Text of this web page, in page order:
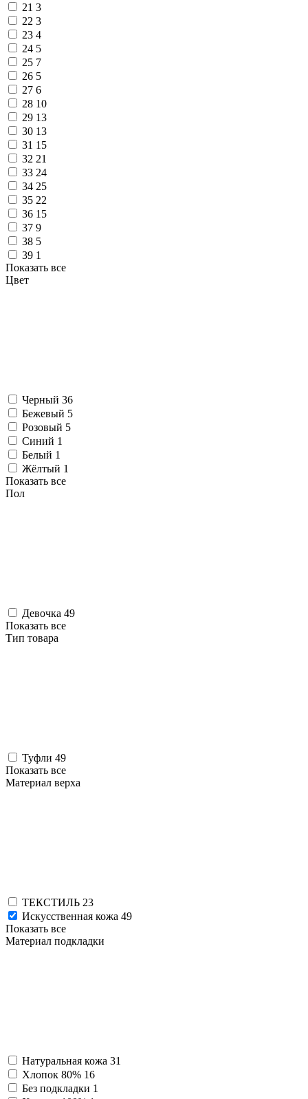
21 3
22 3
23 4
24 5
25 7
26 5
27 6
28 10
29 13
30 13
31 15
32 21
33 24
34 25
35 22
36 15
37 9
38 5
39 1
Показать все
Цвет
Черный 36
Бежевый 5
Розовый 5
Синий 1
Белый 1
Жёлтый 1
Показать все
Пол
Девочка 49
Показать все
Тип товара
Туфли 49
Показать все
Материал верха
ТЕКСТИЛЬ 23
Искусственная кожа 49
Показать все
Материал подкладки
Натуральная кожа 31
Хлопок 80% 16
Без подкладки 1